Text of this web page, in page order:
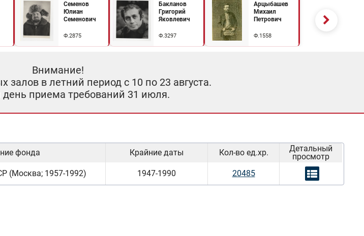
Семенов
Юлиан
Семенович
Ф.2875
Бакланов
Григорий
Яковлевич
Ф.3297
Арцыбашев
Михаил
Петрович
Ф.1558
Внимание!
залов в летний период с 10 по 23 августа.
приема требований 31 июля.
фонда Крайние даты Кол-во ед.хр.
Детальный
просмотр
(Москва; 1957-1992) 1947-1990 20485